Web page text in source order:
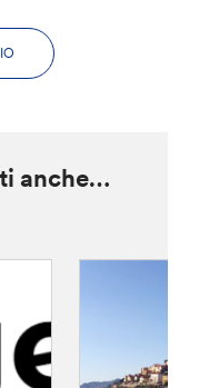
anche…